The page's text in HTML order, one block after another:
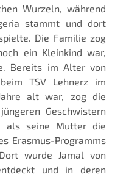
Wurzeln, während
stammt und dort
Die Familie zog
ein Kleinkind war,
Bereits im Alter von
TSV Lehnerz im
alt war, zog die
Geschwistern
als seine Mutter die
Erasmus-Programms
wurde Jamal von
und in deren